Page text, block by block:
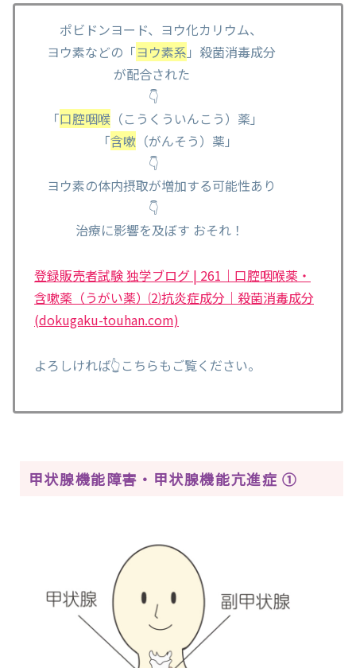
ポビドンヨード、ヨウ化カリウム、
ヨウ素などの「ヨウ素系 」殺菌消毒成分
が配合された
👇
「口腔咽喉 （こうくういんこう）薬」
「含嗽 （がんそう）薬」
👇
ヨウ素の体内摂取が増加する可能性あり
👇
治療に影響を及ぼす おそれ！
登録販売者試験 独学ブログ | 261｜口腔咽喉薬・
含嗽薬（うがい薬）⑵抗炎症成分｜殺菌消毒成分
(dokugaku-touhan.com)
よろしければ👆こちらもご覧ください。
甲状腺機能障害・甲状腺機能亢進症 ①